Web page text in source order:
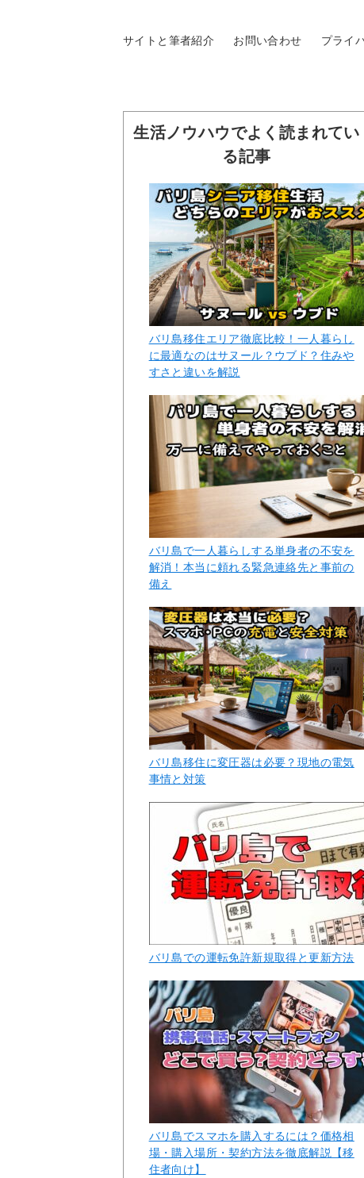
サイトと筆者紹介 お問い合わせ プライ
生活ノウハウでよく読まれてい
る記事
バリ島移住エリア徹底比較！一人暮らし
に最適なのはサヌール？ウブド？住みや
すさと違いを解説
バリ島で一人暮らしする単身者の不安を
解消！本当に頼れる緊急連絡先と事前の
備え
バリ島移住に変圧器は必要？現地の電気
事情と対策
バリ島での運転免許新規取得と更新方法
バリ島でスマホを購入するには？価格相
場・購入場所・契約方法を徹底解説【移
住者向け】